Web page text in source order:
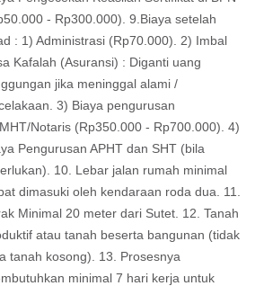
- Rp300.000). 9.Biaya setelah
: 1) Administrasi (Rp70.000). 2) Imbal
Kafalah (Asuransi) : Diganti uang
jika meninggal alami /
3) Biaya pengurusan
Notaris (Rp350.000 - Rp700.000). 4)
Pengurusan APHT dan SHT (bila
10. Lebar jalan rumah minimal
dimasuki oleh kendaraan roda dua. 11.
Minimal 20 meter dari Sutet. 12. Tanah
atau tanah beserta bangunan (tidak
tanah kosong). 13. Prosesnya
minimal 7 hari kerja untuk